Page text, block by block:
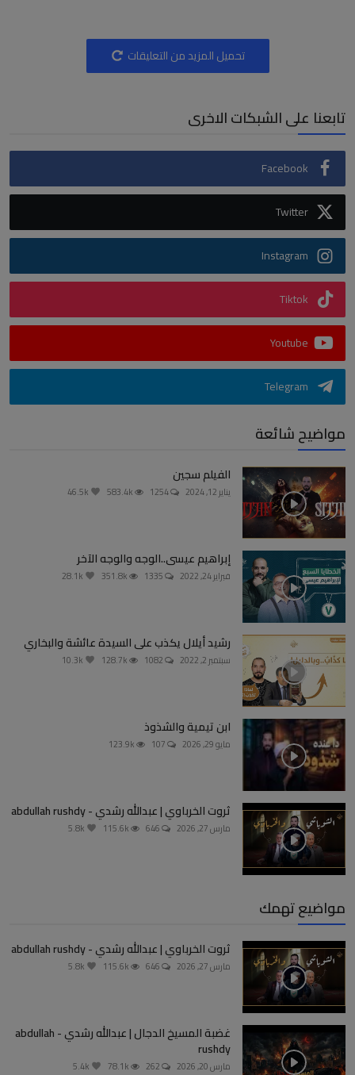
تحميل المزيد من التعليقات
تابعنا على الشبكات الاخرى
Facebook
Twitter
Instagram
Tiktok
Youtube
Telegram
مواضيح شائعة
الفيلم سجين
يناير 12, 2024
إبراهيم عيسى..الوجه والوجه الآخر
فبراير 24, 2022
رشيد أيلال يكذب على السيدة عائشة والبخاري
سبتمبر 2, 2022
ابن تيمية والشذوذ
مايو 29, 2026
ثروت الخرباوي | عبدالله رشدي - abdullah rushdy
مارس 27, 2026
مواضيع تهمك
ثروت الخرباوي | عبدالله رشدي - abdullah rushdy
مارس 27, 2026
غضبة المسيخ الدجال | عبدالله رشدي - abdullah
rushdy
مارس 20, 2026